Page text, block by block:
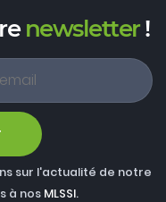
newsletter!
sur l'actualité de notre
à nos MLSSI.